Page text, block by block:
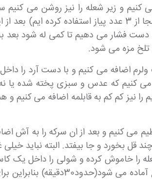
کنیم و زیر شعله را نیز روشن می
پیازها اضافه کرده و به همراه روغن تفت می دهیم (مقدار پیاز بستگی به میزان علاقه و ذائقه شما دارد ما در اینجا
فشار می دهیم تا کمی له شود بعد به
تلخ مزه می شود.
اضافه می کنیم و با دست آرد را
می کنیم که عدس و سبزی پخته شده یا
را نیز کم کم به قابلمه اضافه می کنیم و
کنیم و بعد از ان سرکه را به آش
قل بخورد و جا بیفتد. البته نباید
را خاموش کرده و شولی را داخل یک
ریخته و به عنوان یک عصرانه خوشمزه در کنار دوستانتان میل کنید و از طعم آن لذت